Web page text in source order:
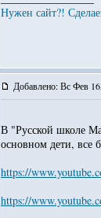
Нужен сайт?!
Добавлено: Вс Фев
В "Русской школе
основном дети, все
https://
https://